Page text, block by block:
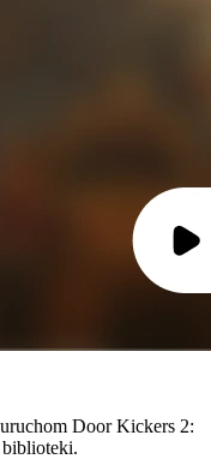
Door Kickers 2:
biblioteki.